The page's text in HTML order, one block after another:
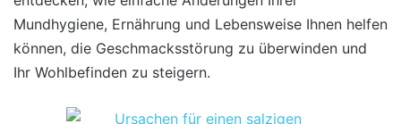
Mundhygiene, Ernährung und Lebensweise Ihnen helfen
können, die Geschmacksstörung zu überwinden und
Ihr Wohlbefinden zu steigern.